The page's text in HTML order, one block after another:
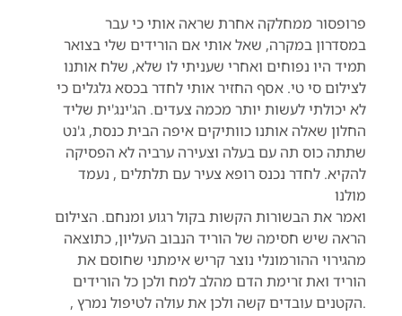
פרופסור ממחלקה אחרת שראה אותי כי עבר
במסדרון במקרה, שאל אותי אם הורידים שלי בצואר
תמיד היו נפוחים ואחרי שעניתי לו שלא, שלח אותנו
לצילום סי טי. אסף החזיר אותי לחדר בכסא גלגלים כי
לא יכולתי לעשות יותר מכמה צעדים. הג'ינג'ית שליד
החלון שאלה אותנו כוותיקים איפה הבית כנסת, ג'נט
שתתה כוס תה עם בעלה וצעירה ערביה לא הפסיקה
להקיא. לחדר נכנס רופא צעיר עם תלתלים , נעמד
מולנו
ואמר את הבשורות הקשות בקול רגוע ומנחם. הצילום
הראה שיש חסימה של הוריד הנבוב העליון, כתוצאה
מהגירוי ההורמונלי נוצר קריש אימתני שחוסם את
הוריד ואת זרימת הדם מהלב למח ולכן כל הורידים
.הקטנים עובדים קשה ולכן את עולה לטיפול נמרץ ,